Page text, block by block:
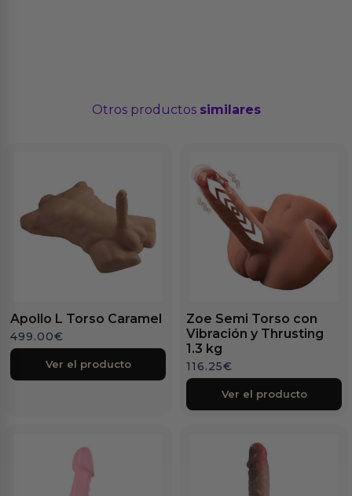
Otros productos similares
Apollo L Torso Caramel
499.00€
Ver el producto
Zoe Semi Torso con
Vibración y Thrusting
1.3 kg
116.25€
Ver el producto